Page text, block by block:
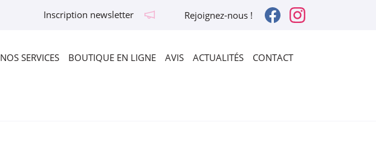
Inscription newsletter Rejoignez-nous !
NOS SERVICES BOUTIQUE EN LIGNE AVIS ACTUALITÉS CONTACT